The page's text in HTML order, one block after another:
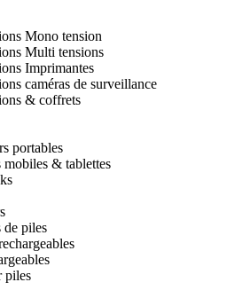
Mono tension
Multi tensions
Imprimantes
caméras de surveillance
& coffrets
portables
mobiles & tablettes
de piles
piles